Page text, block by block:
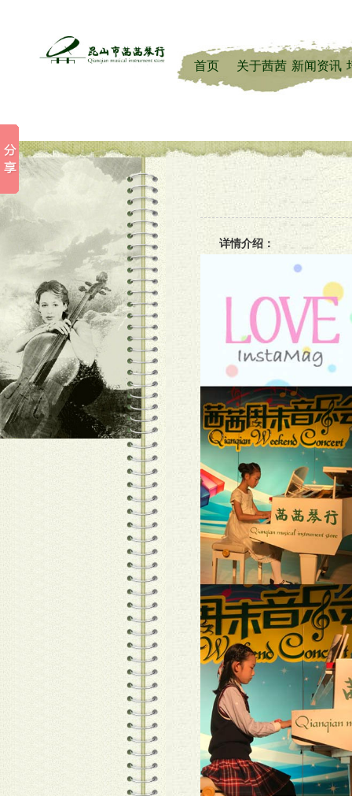
首页 关于茜茜 新闻资讯
详情介绍：